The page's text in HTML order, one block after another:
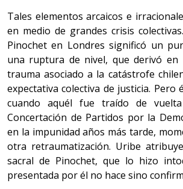
Tales elementos arcaicos e
en medio de grandes crisis
Pinochet en Londres significó un
una ruptura de nivel, que derivó en
trauma asociado a la catástrofe
expectativa colectiva de justicia. Pero
cuando aquél fue traído de
Concertación de Partidos por la
en la impunidad años más tarde,
otra retraumatización. Uribe
sacral de Pinochet, que lo hizo
presentada por él no hace sino